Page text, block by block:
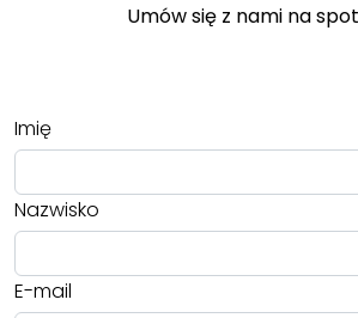
Umów się z nami na
Imię
Nazwisko
E-mail